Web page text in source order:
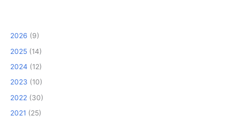
2026 (9)
2025 (14)
2024 (12)
2023 (10)
2022 (30)
2021 (25)